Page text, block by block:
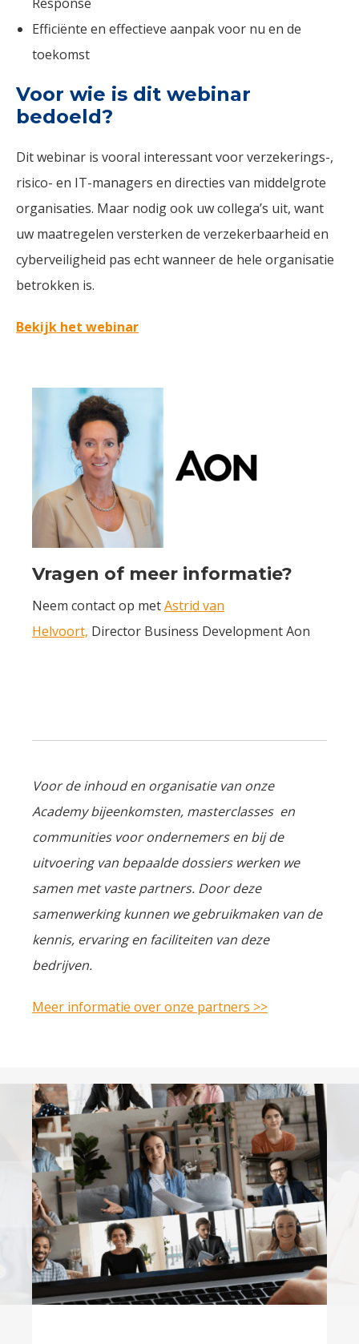
Efficiënte en effectieve aanpak voor nu en de
toekomst
Voor wie is dit webinar
bedoeld?
Dit webinar is vooral interessant voor verzekerings-,
risico- en IT-managers en directies van middelgrote
organisaties. Maar nodig ook uw collega’s uit, want
uw maatregelen versterken de verzekerbaarheid en
cyberveiligheid pas echt wanneer de hele organisatie
betrokken is.
Bekijk het webinar
Vragen of meer informatie?
Neem contact op metAstrid van
Helvoort, Director Business Development Aon
Voor de inhoud en organisatie van onze
Academy bijeenkomsten, masterclasses en
communities voor ondernemers en bij de
uitvoering van bepaalde dossiers werken we
samen met vaste partners. Door deze
samenwerking kunnen we gebruikmaken van de
kennis, ervaring en faciliteiten van deze
bedrijven.
Meer informatie over onze partners >>